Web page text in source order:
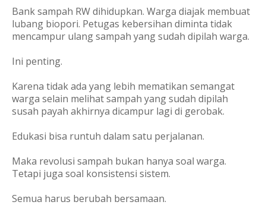
Bank sampah RW dihidupkan. Warga diajak membuat
lubang biopori. Petugas kebersihan diminta tidak
mencampur ulang sampah yang sudah dipilah warga.
Ini penting.
Karena tidak ada yang lebih mematikan semangat
warga selain melihat sampah yang sudah dipilah
susah payah akhirnya dicampur lagi di gerobak.
Edukasi bisa runtuh dalam satu perjalanan.
Maka revolusi sampah bukan hanya soal warga.
Tetapi juga soal konsistensi sistem.
Semua harus berubah bersamaan.